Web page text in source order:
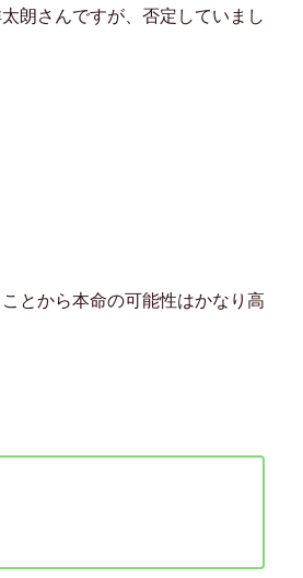
朗さんですが、否定していまし
とから本命の可能性はかなり高